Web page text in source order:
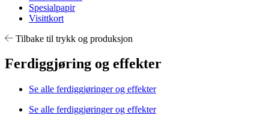
Spesialpapir
Visittkort
Tilbake til trykk og produksjon
Ferdiggjøring og effekter
Se alle ferdiggjøringer og effekter
Se alle ferdiggjøringer og effekter